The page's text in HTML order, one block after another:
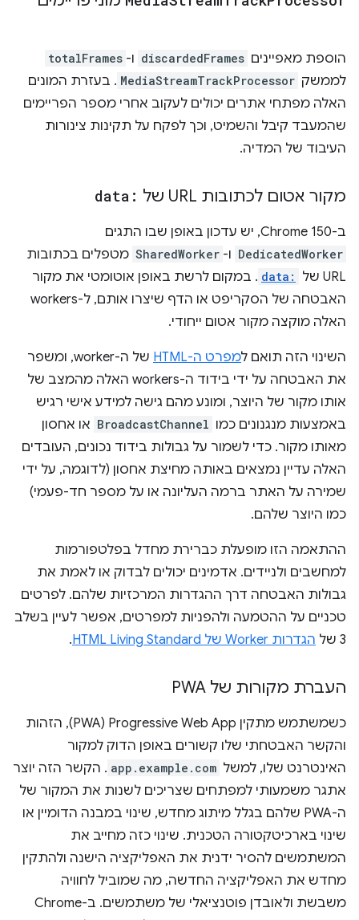
הוספת מאפיינים discardedFrames ו- totalFrames
לממשק MediaStreamTrackProcessor . בעזרת המונים
האלה מפתחי אתרים יכולים לעקוב אחרי מספר הפריימים
שהמעבד קיבל והשמיט, וכך לפקח על תקינות צינורות
העיבוד של המדיה.
מקור אטום לכתובות URL של data:
ב-Chrome 150, יש עדכון באופן שבו התגים
DedicatedWorker ו- SharedWorker מטפלים בכתובות
URL של
data: . במקום לרשת באופן אוטומטי את מקור
האבטחה של הסקריפט או הדף שיצרו אותם, ל-workers
האלה מוקצה מקור אטום ייחודי.
השינוי הזה תואם למפרט ה-HTML
של ה-worker, ומשפר
את האבטחה על ידי בידוד ה-workers האלה מהמצב של
אותו מקור של היוצר, ומונע מהם גישה למידע אישי רגיש
באמצעות מנגנונים כמו BroadcastChannel או אחסון
מאותו מקור. כדי לשמור על גבולות בידוד נכונים, העובדים
האלה עדיין נמצאים באותה מחיצת אחסון (לדוגמה, על ידי
שמירה על האתר ברמה העליונה או על מספר חד-פעמי)
כמו היוצר שלהם.
ההתאמה הזו מופעלת כברירת מחדל בפלטפורמות
למחשבים ולניידים. אדמינים יכולים לבדוק או לאמת את
גבולות האבטחה דרך ההגדרות המרכזיות שלהם. לפרטים
טכניים על ההטמעה ולהפניות למפרטים, אפשר לעיין בשלב
3 של
הגדרות Worker של HTML Living Standard .
העברת מקורות של PWA
כשמשתמש מתקין Progressive Web App‏ (PWA), הזהות
והקשר האבטחתי שלו קשורים באופן הדוק למקור
האינטרנט שלו, למשל app.example.com . הקשר הזה יוצר
אתגר משמעותי למפתחים שצריכים לשנות את המקור של
ה-PWA שלהם בגלל מיתוג מחדש, שינוי במבנה הדומיין או
שינוי בארכיטקטורה הטכנית. שינוי כזה מחייב את
המשתמשים להסיר ידנית את האפליקציה הישנה ולהתקין
מחדש את האפליקציה החדשה, מה שמוביל לחוויה
משבשת ולאובדן פוטנציאלי של משתמשים. ב-Chrome